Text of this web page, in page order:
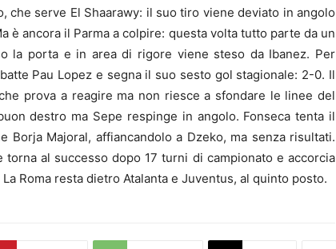
che serve El Shaarawy: il suo tiro viene deviato in angolo
è ancora il Parma a colpire: questa volta tutto parte da un
la porta e in area di rigore viene steso da Ibanez. Per
Pau Lopez e segna il suo sesto gol stagionale: 2-0. Il
prova a reagire ma non riesce a sfondare le linee del
destro ma Sepe respinge in angolo. Fonseca tenta il
Borja Majoral, affiancandolo a Dzeko, ma senza risultati.
al successo dopo 17 turni di campionato e accorcia
Roma resta dietro Atalanta e Juventus, al quinto posto.